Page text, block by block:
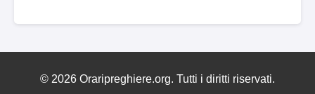
© 2026 Oraripreghiere.org. Tutti i diritti riservati.